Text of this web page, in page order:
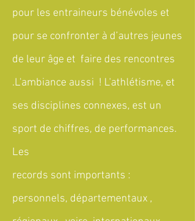
pour les entraineurs bénévoles et
pour se confronter à d’autres jeunes
de leur âge et faire des rencontres
.L'ambiance aussi ! L'athlétisme, et
ses disciplines connexes, est un
sport de chiffres, de performances.
Les
records sont importants :
personnels, départementaux ,